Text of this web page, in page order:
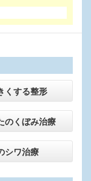
くする整形
のくぼみ治療
シワ治療